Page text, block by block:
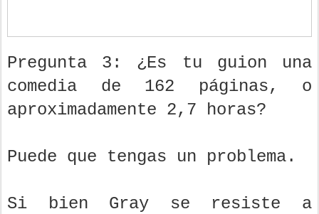
Pregunta 3: ¿Es tu guion una
comedia de 162 páginas, o
aproximadamente 2,7 horas?
Puede que tengas un problema.
Si bien Gray se resiste a